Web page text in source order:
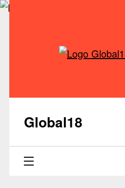
Global18